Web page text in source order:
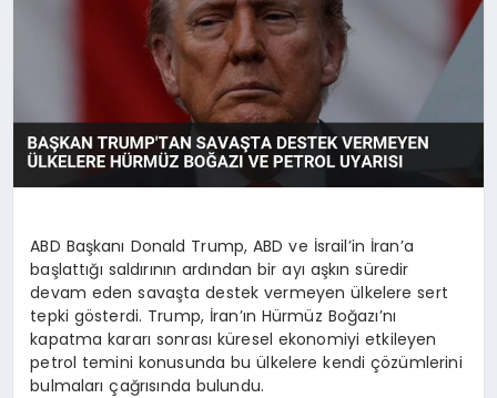
ABD Başkanı Donald Trump, ABD ve İsrail’in İran’a
başlattığı saldırının ardından bir ayı aşkın süredir
devam eden savaşta destek vermeyen ülkelere sert
tepki gösterdi. Trump, İran’ın Hürmüz Boğazı’nı
kapatma kararı sonrası küresel ekonomiyi etkileyen
petrol temini konusunda bu ülkelere kendi çözümlerini
bulmaları çağrısında bulundu.